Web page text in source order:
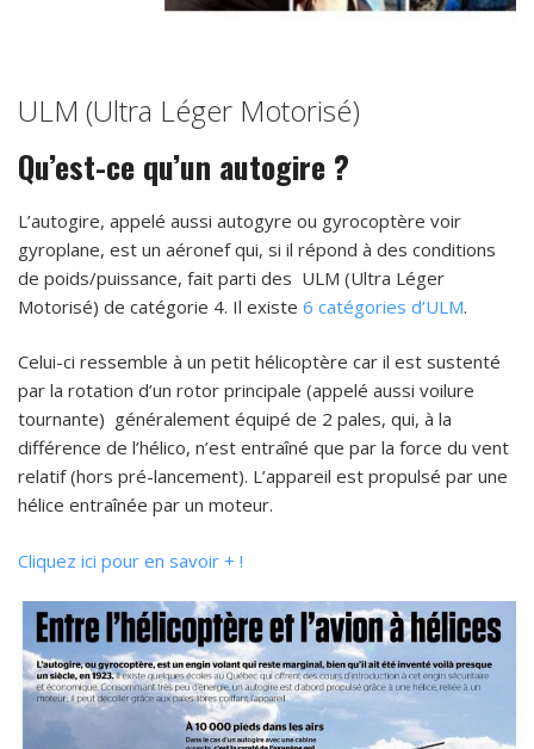
ULM (Ultra Léger Motorisé)
Qu’est-ce qu’un autogire ?
L’autogire, appelé aussi autogyre ou gyrocoptère voir
gyroplane, est un aéronef qui, si il répond à des conditions
de poids/puissance, fait parti des ULM (Ultra Léger
Motorisé) de catégorie 4. Il existe 6 catégories d’ULM.
Celui-ci ressemble à un petit hélicoptère car il est sustenté
par la rotation d’un rotor principale (appelé aussi voilure
tournante) généralement équipé de 2 pales, qui, à la
différence de l’hélico, n’est entraîné que par la force du vent
relatif (hors pré-lancement). L’appareil est propulsé par une
hélice entraînée par un moteur.
Cliquez ici pour en savoir + !